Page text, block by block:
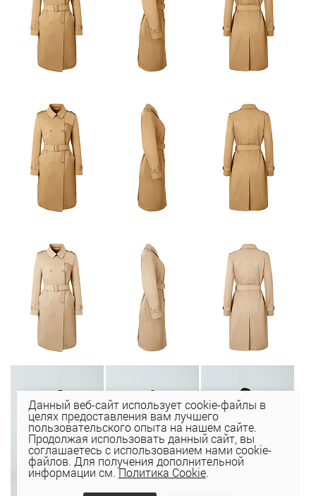
Данный веб-сайт использует cookie-файлы в
целях предоставления вам лучшего
пользовательского опыта на нашем сайте.
Продолжая использовать данный сайт, вы
соглашаетесь с использованием нами cookie-
файлов. Для получения дополнительной
информации см.Политика Cookie.